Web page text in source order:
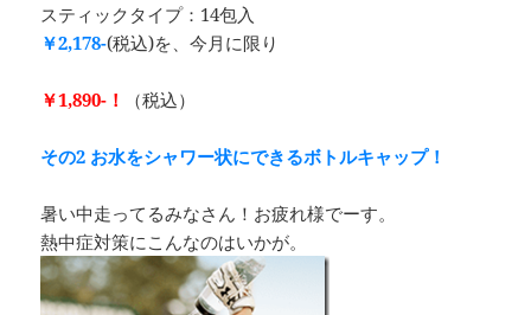
スティックタイプ：14包入
￥2,178-(税込)を、今月に限り
￥1,890-！ （税込）
その2 お水をシャワー状にできるボトルキャップ！
暑い中走ってるみなさん！お疲れ様でーす。
熱中症対策にこんなのはいかが。